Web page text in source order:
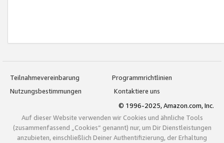
Teilnahmevereinbarung
Programmrichtlinien
Nutzungsbestimmungen
Kontaktiere uns
© 1996-2025, Amazon.com, Inc.
Auf dieser Website verwenden wir Cookies und ähnliche Tools
(zusammenfassend „Cookies“ genannt) nur, um Dir Dienstleistungen
anzubieten, einschließlich Deiner Authentifizierung, der Erhaltung